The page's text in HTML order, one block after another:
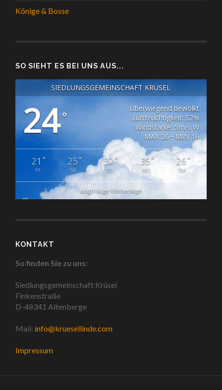
Könige & Bosse
SO SIEHT ES BEI UNS AUS...
SIEDLUNGSGEMEINSCHAFT KRÜSEL
24°
Überwiegend bewölkt
Luftfeuchtigkeit: 52%
Windstärke: 5m/s W
MAX 26 • MIN 16
21 °
FR
25°
SA
32°
SO
35°
MO
26°
DIE
langfristige Vorhersage
KONTAKT
So finden Sie zu uns:
Siedlungsgemeinschaft Krüsel
Finkenstraße
D-48341 Altenberge
Mail: info@kruesellinde.com
Impressum